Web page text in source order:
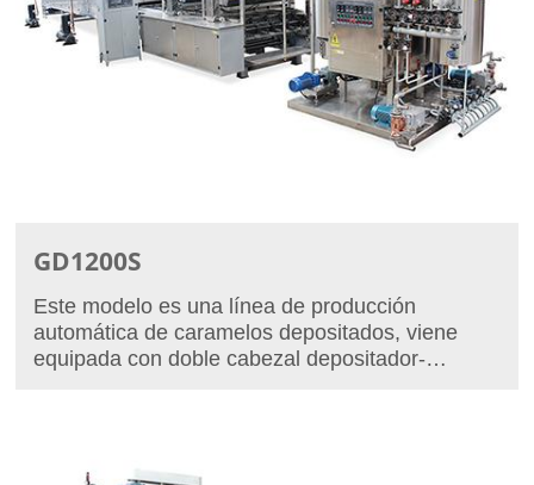
GD1200S
Este modelo es una línea de producción
automática de caramelos depositados, viene
equipada con doble cabezal depositador-